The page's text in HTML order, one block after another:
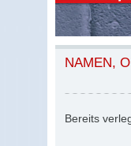
NAMEN,
Bereits